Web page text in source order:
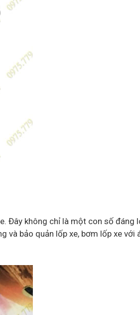
Đây không chỉ là một con số đáng
bảo quản lốp xe, bơm lốp xe với